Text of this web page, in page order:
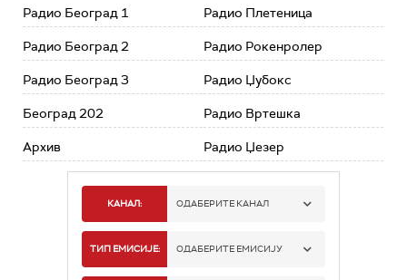
Радио Београд 1
Радио Београд 2
Радио Београд 3
Београд 202
Архив
Радио Плетеница
Радио Рокенролер
Радио Џубокс
Радио Вртешка
Радио Џезер
КАНАЛ: ОДАБЕРИТЕ КАНАЛ
РАДИО БЕОГРАД 1
ТИП ЕМИСИЈЕ: ОДАБЕРИТЕ ЕМИСИЈУ